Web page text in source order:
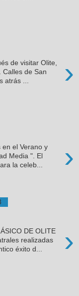
›
de visitar Olite,
Calles de San
atrás ...
›
el Verano y
Media ". El
la celeb...
›
DE OLITE
realizadas
éxito d...